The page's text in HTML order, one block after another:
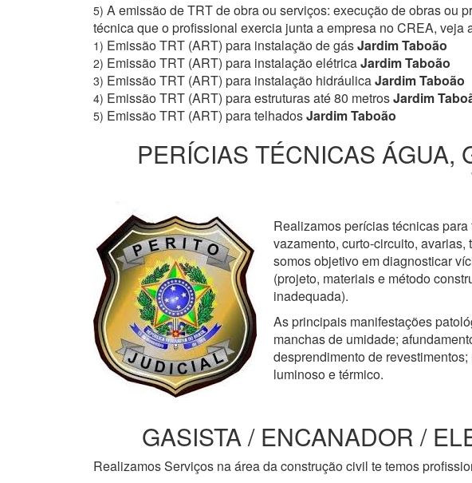
5) A emissão de TRT de obra ou serviços: execução de obras ou
técnica que o profissional exercia junta a empresa no CREA, veja
1) Emissão TRT (ART) para instalação de gásJardim Taboão
2) Emissão TRT (ART) para instalação elétricaJardim Taboão
3) Emissão TRT (ART) para instalação hidráulicaJardim Taboão
4) Emissão TRT (ART) para estruturas até 80 metrosJardim
5) Emissão TRT (ART) para telhadosJardim Taboão
PERÍCIAS TÉCNICAS ÁGUA,
Realizamos perícias técnicas
vazamento, curto-circuito,
somos objetivo em diagnosticar
(projeto, materiais e método
inadequada).
As principais manifestações
manchas de umidade;
desprendimento de
luminoso e térmico.
GASISTA / ENCANADOR /
Realizamos Serviços na área da construção civil te temos